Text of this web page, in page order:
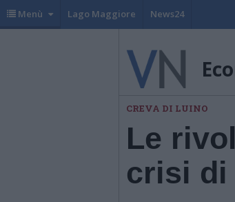
Menù Lago Maggiore News24
CREVA DI LUINO
Le
crisi di